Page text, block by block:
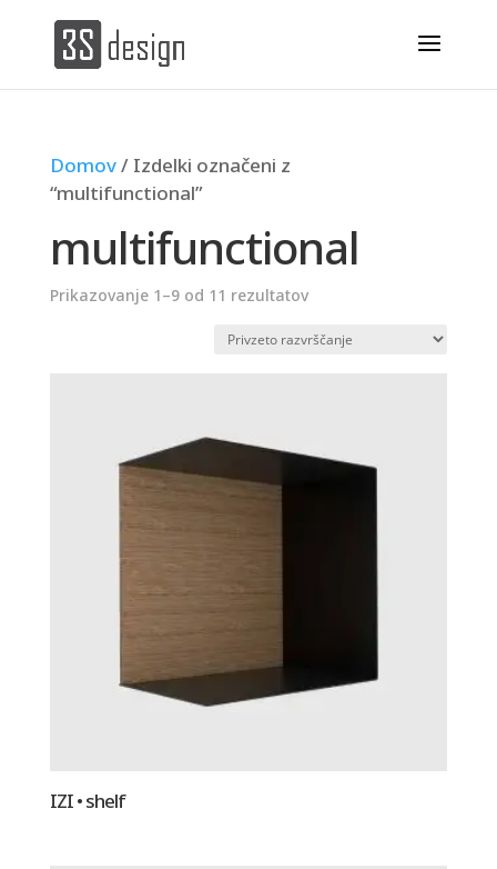
Domov/ Izdelki označeni z
“multifunctional”
multifunctional
Prikazovanje 1–9 od 11 rezultatov
IZI • shelf